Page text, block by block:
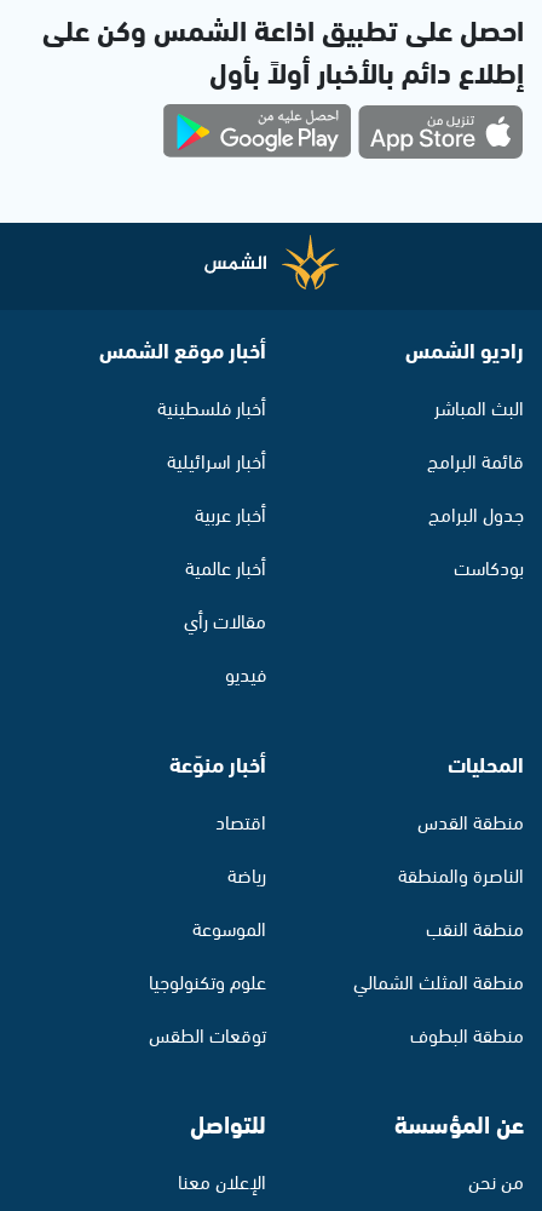
احصل على تطبيق اذاعة الشمس وكن على
إطلاع دائم بالأخبار أولاً بأول
راديو الشمس
البث المباشر
قائمة البرامج
جدول البرامج
بودكاست
أخبار موقع الشمس
أخبار فلسطينية
أخبار اسرائيلية
أخبار عربية
أخبار عالمية
مقالات رأي
فيديو
المحليات
منطقة القدس
الناصرة والمنطقة
منطقة النقب
منطقة المثلث الشمالي
منطقة البطوف
أخبار منوّعة
اقتصاد
رياضة
الموسوعة
علوم وتكنولوجيا
توقعات الطقس
عن المؤسسة
من نحن
للتواصل
الإعلان معنا